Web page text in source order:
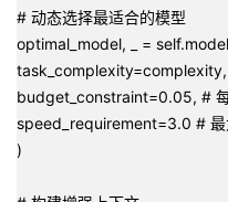
# 动态选择最适合的模型
optimal_model, _ =
task_complexity=complexity,
budget_constraint=0.05, #
speed_requirement=3.0 #
)